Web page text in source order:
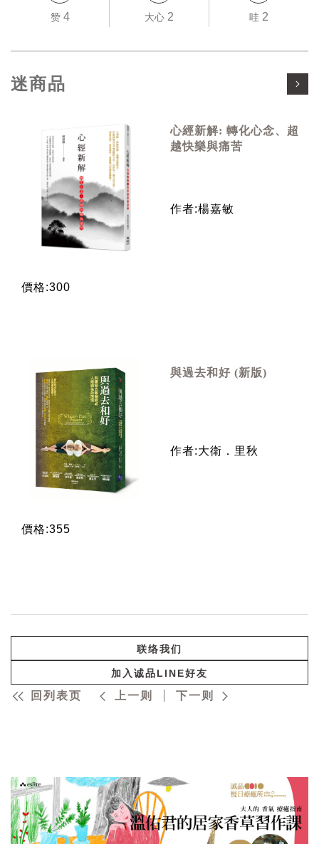
赞 4 大心 2 哇 2
迷商品
心經新解: 轉化心念、超
越快樂與痛苦
作者:楊嘉敏
價格:300
與過去和好 (新版)
作者:大衛．里秋
價格:355
联络我们
加入诚品LINE好友
回列表页 上一则 下一则